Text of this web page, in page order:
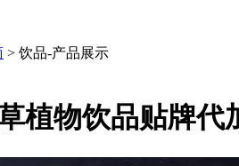
> 饮品-产品展示
植物饮品贴牌代